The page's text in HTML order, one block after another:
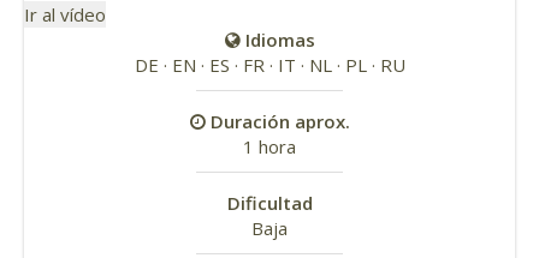
Ir al vídeo
Idiomas
DE · EN · ES · FR · IT · NL · PL · RU
Duración aprox.
1 hora
Dificultad
Baja